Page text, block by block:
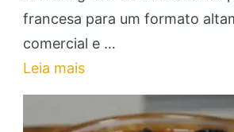
na
Venda
e
francesa para um formato
comercial e …
Leia mais